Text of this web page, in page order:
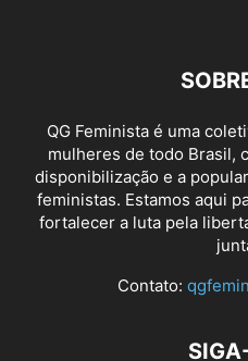
QG Feminista é uma
mulheres de todo Brasil,
disponibilização e a
feministas. Estamos aqui
fortalecer a luta pela
Contato: